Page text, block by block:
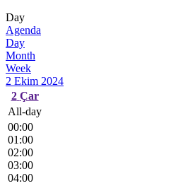
Day
Agenda
Day
Month
Week
2 Ekim 2024
2 Çar
All-day
00:00
01:00
02:00
03:00
04:00